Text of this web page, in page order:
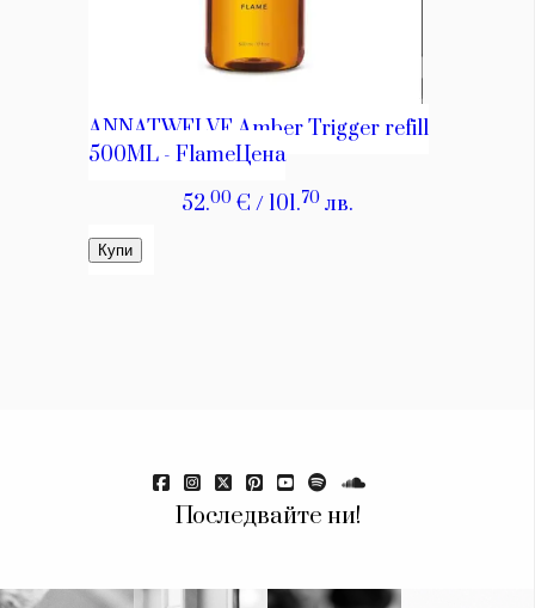
Последвайте ни!